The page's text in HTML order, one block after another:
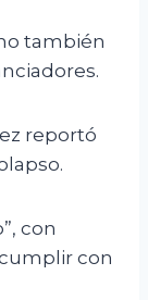
también
reportó
con
con